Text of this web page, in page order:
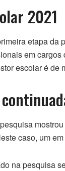
2021
etapa da
em
escolar é de
caso, um
na pesquisa